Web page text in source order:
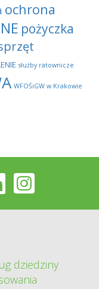
ochrona
pożyczka
służby ratownicze
WFOŚiGW w Krakowie
dziedziny